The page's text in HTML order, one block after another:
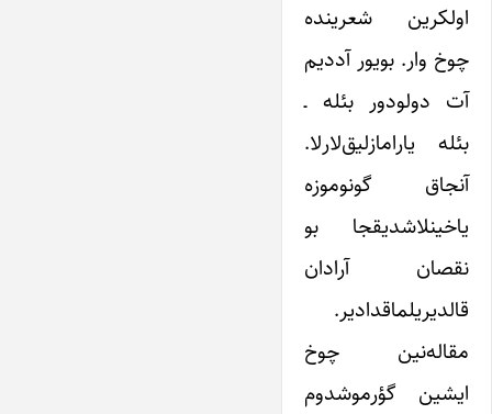
اولکرین شعرینده
چوخ وار. بویور آددیم
آت دولودور بئله ـ
بئله یارامازلیق‌‌‌‌‌لارلا.
آنجاق گونوموزه
یاخینلاشدیقجا بو
نقصان آرادان
قالدیریلماقدادیر.
مقاله‌‌‌‌‌نین چوخ
ایشین گؤرموشدوم